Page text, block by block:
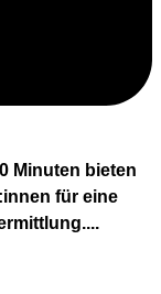
Minuten bieten
für eine